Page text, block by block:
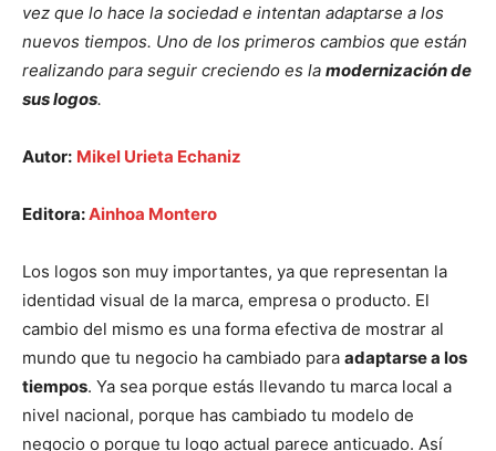
vez que lo hace la sociedad e intentan adaptarse a los
nuevos tiempos. Uno de los primeros cambios que están
realizando para seguir creciendo es la modernización de
sus logos.
Autor: Mikel Urieta Echaniz
Editora:Ainhoa Montero
Los logos son muy importantes, ya que representan la
identidad visual de la marca, empresa o producto. El
cambio del mismo es una forma efectiva de mostrar al
mundo que tu negocio ha cambiado para adaptarse a los
tiempos. Ya sea porque estás llevando tu marca local a
nivel nacional, porque has cambiado tu modelo de
negocio o porque tu logo actual parece anticuado. Así